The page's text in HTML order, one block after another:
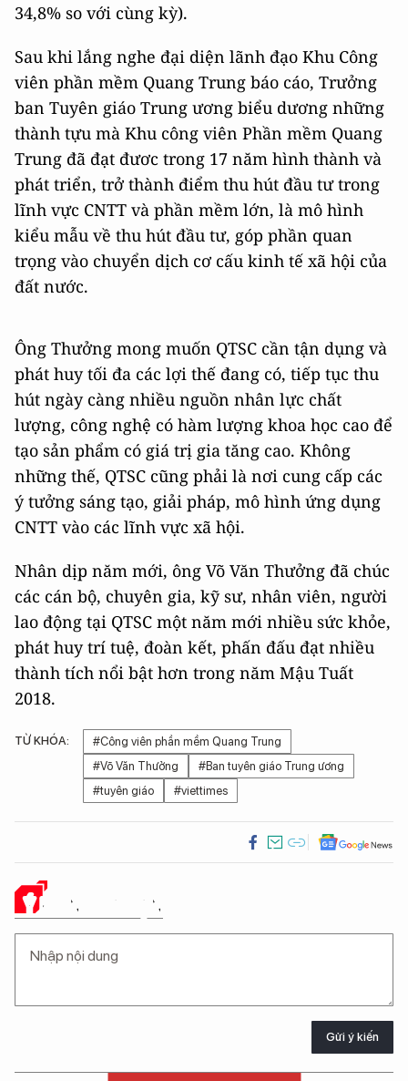
34,8% so với cùng kỳ).
Sau khi lắng nghe đại diện lãnh đạo Khu Công
viên phần mềm Quang Trung báo cáo, Trưởng
ban Tuyên giáo Trung ương biểu dương những
thành tựu mà Khu công viên Phần mềm Quang
Trung đã đạt đươc trong 17 năm hình thành và
phát triển, trở thành điểm thu hút đầu tư trong
lĩnh vực CNTT và phần mềm lớn, là mô hình
kiểu mẫu về thu hút đầu tư, góp phần quan
trọng vào chuyển dịch cơ cấu kinh tế xã hội của
đất nước.
Ông Thưởng mong muốn QTSC cần tận dụng và
phát huy tối đa các lợi thế đang có, tiếp tục thu
hút ngày càng nhiều nguồn nhân lực chất
lượng, công nghệ có hàm lượng khoa học cao để
tạo sản phẩm có giá trị gia tăng cao. Không
những thế, QTSC cũng phải là nơi cung cấp các
ý tưởng sáng tạo, giải pháp, mô hình ứng dụng
CNTT vào các lĩnh vực xã hội.
Nhân dịp năm mới, ông Võ Văn Thưởng đã chúc
các cán bộ, chuyên gia, kỹ sư, nhân viên, người
lao động tại QTSC một năm mới nhiều sức khỏe,
phát huy trí tuệ, đoàn kết, phấn đấu đạt nhiều
thành tích nổi bật hơn trong năm Mậu Tuất
2018.
TỪ KHÓA:
#Công viên phần mềm Quang Trung
#Võ Văn Thưởng
#Ban tuyên giáo Trung ương
#tuyên giáo
#viettimes
Ý KIẾN CỦA BẠN
Gửi ý kiến